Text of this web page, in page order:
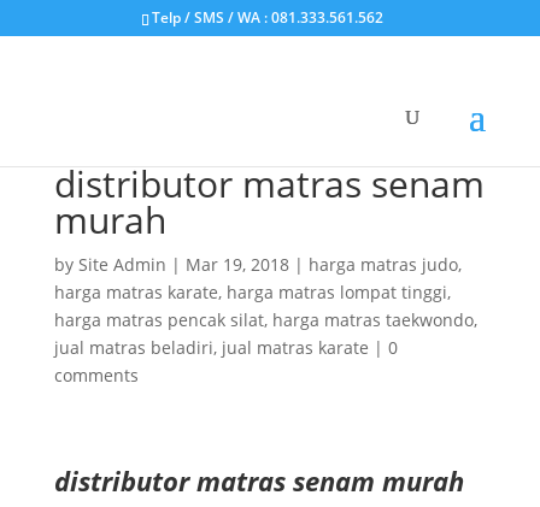
Telp / SMS / WA : 081.333.561.562
distributor matras senam
murah
by Site Admin | Mar 19, 2018| harga matras judo,
harga matras karate, harga matras lompat tinggi,
harga matras pencak silat, harga matras taekwondo,
jual matras beladiri, jual matras karate | 0
comments
distributor matras senam murah